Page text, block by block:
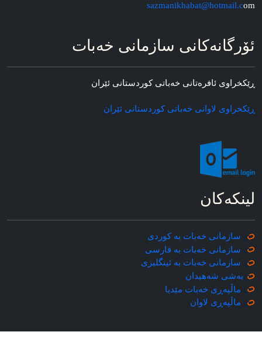
sazmanikhabat@hotmail.com
ئۆرگانه‌کانی سازمانی خه‌بات
ڕێکخراوی ئافره‌تانی خه‌باتی کوردستانی ئێران
ڕێکخراوی لاوانی خه‌باتی کوردستانی ئێران
لینکه‌کان
سازمانی خه‌بات به کوردی
سازمانی خه‌بات به فارسی
سازمانی خه‌بات به ئینگلیزی
به‌شی شه‌هیدان
ماڵپه‌ڕی خه‌بات مێدیا
ماڵپه‌ڕی لاوان